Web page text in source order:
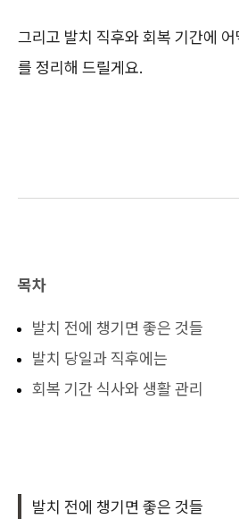
그리고 발치 직후와 회복 기간에
를 정리해 드릴게요.
목차
발치 전에 챙기면 좋은 것들
발치 당일과 직후에는
회복 기간 식사와 생활 관리
발치 전에 챙기면 좋은 것들